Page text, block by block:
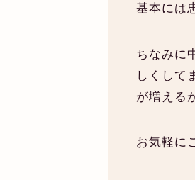
基本には
ちなみに
しくして
が増える
お気軽に